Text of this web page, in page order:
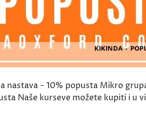
- 10% popusta Mikro
Naše kurseve možete kupiti i u